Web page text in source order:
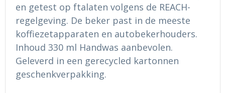
Hoofdbescherming
Gehoorbescherming
Ademhalingsbescherming
en getest op ftalaten volgens de REACH-
regelgeving. De beker past in de meeste
koffiezetapparaten en autobekerhouders.
Inhoud 330 ml Handwas aanbevolen.
Geleverd in een gerecycled kartonnen
geschenkverpakking.